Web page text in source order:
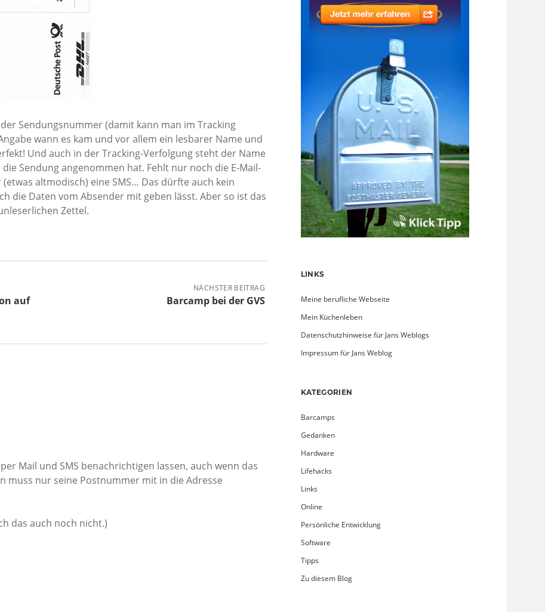
Sendungsnummer (damit kann man im Tracking
wann es kam und vor allem ein lesbarer Name und
Und auch in der Tracking-Verfolgung steht der Name
Sendung angenommen hat. Fehlt nur noch die E-Mail-
altmodisch) eine SMS… Das dürfte auch kein
die Daten vom Absender mit geben lässt. Aber so ist das
Zettel.
auf
NÄCHSTER BEITRAG
Barcamp bei der GVS
Mail und SMS benachrichtigen lassen, auch wenn das
muss nur seine Postnummer mit in die Adresse
das auch noch nicht.)
LINKS
Meine berufliche Webseite
Mein Küchenleben
Datenschutzhinweise für Jans Weblogs
Impressum für Jans Weblog
KATEGORIEN
Barcamps
Gedanken
Hardware
Lifehacks
Links
Online
Persönliche Entwicklung
Software
Tipps
Zu diesem Blog